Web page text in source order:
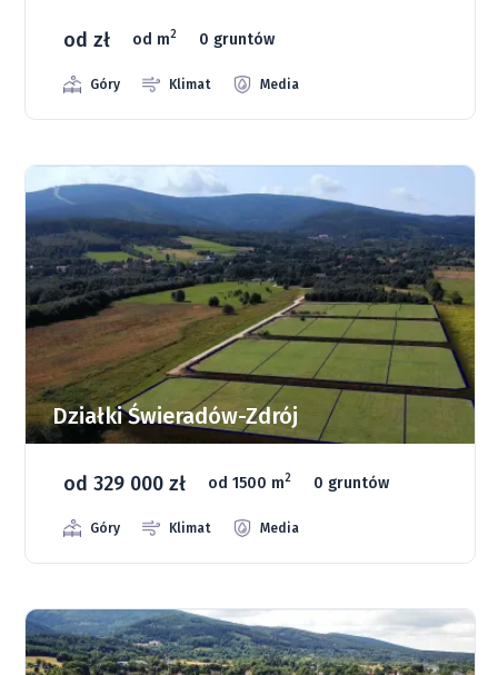
od zł od m2 0 gruntów
Góry Klimat Media
Działki Świeradów-Zdrój
od 329 000 zł od 1500 m2 0 gruntów
Góry Klimat Media